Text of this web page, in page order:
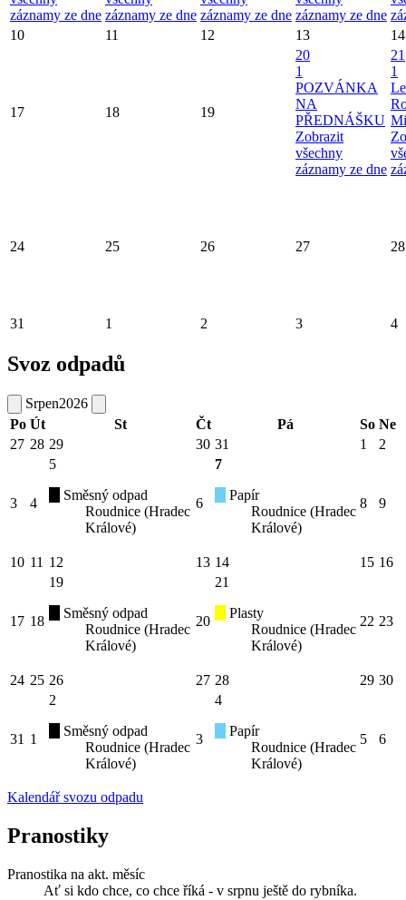
záznamy ze dne záznamy ze dne záznamy ze dne záznamy ze dne
10
11 12 13 14
17 18 19
20
1
POZVÁNKA
NA
PŘEDNÁŠKU
Zobrazit
všechny
záznamy ze dne
21
1
24 25 26 27 28
31 1 2 3 4
Svoz odpadů
Srpen2026
Po Út St Čt Pá So Ne
27 28 29 30 31 1 2
3 4
5
Směsný odpad
Roudnice (Hradec
Králové)
6
7
Papír
Roudnice (Hradec
Králové)
8 9
10 11 12 13 14 15 16
17 18
19
Směsný odpad
Roudnice (Hradec
Králové)
20
21
Plasty
Roudnice (Hradec
Králové)
22 23
24 25 26 27 28 29 30
31 1
2
Směsný odpad
Roudnice (Hradec
Králové)
3
4
Papír
Roudnice (Hradec
Králové)
5 6
Kalendář svozu odpadu
Pranostiky
Pranostika na akt. měsíc
Ať si kdo chce, co chce říká - v srpnu ještě do rybníka.